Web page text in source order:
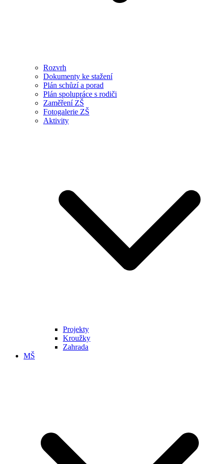
Rozvrh
Dokumenty ke stažení
Plán schůzí a porad
Plán spolupráce s rodiči
Zaměření ZŠ
Fotogalerie ZŠ
Aktivity
Projekty
Kroužky
Zahrada
MŠ